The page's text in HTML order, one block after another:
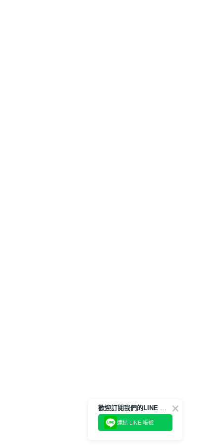
歡迎訂閱我們的LINE 官方帳號
連結 LINE 帳號